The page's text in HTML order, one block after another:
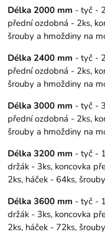
Délka 2000 mm - tyč -
přední ozdobná - 2ks,
šrouby a hmoždiny na
Délka 2400 mm - tyč -
přední ozdobná - 2ks,
šrouby a hmoždiny na
Délka 3000 mm - tyč -
přední ozdobná - 2ks,
šrouby a hmoždiny na
Délka 3200 mm - tyč -
držák - 3ks, koncovka
2ks, háček - 64ks,
Délka 3600 mm - tyč -
držák - 3ks, koncovka
2ks, háček - 72ks,